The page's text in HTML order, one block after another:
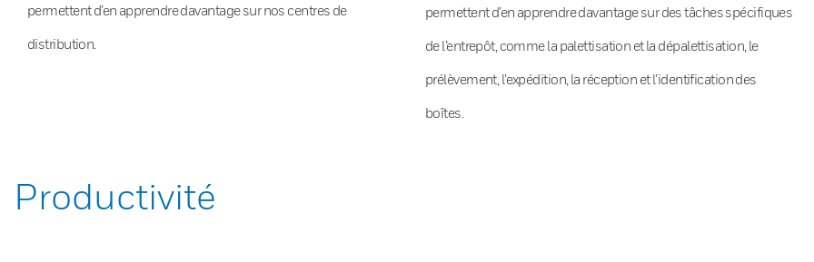
permettent d’en apprendre davantage sur nos centres de
distribution.
permettent d’en apprendre davantage sur des tâches spécifiques
de l’entrepôt, comme la palettisation et la dépalettisation, le
prélèvement, l’expédition, la réception et l’identification des
boîtes.
Productivité